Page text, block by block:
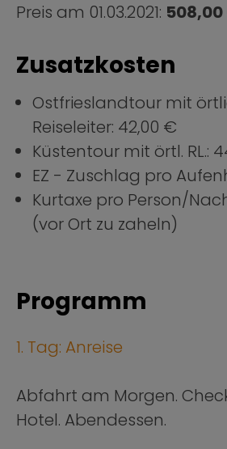
Preis am 01.03.2021:
Zusatzkosten
Ostfrieslandtour mit
Reiseleiter: 42,00 €
Küstentour mit örtl. RL.:
EZ - Zuschlag pro
Kurtaxe pro Person/
(vor Ort zu zaheln)
Programm
1. Tag: Anreise
Abfahrt am Morgen.
Hotel. Abendessen.